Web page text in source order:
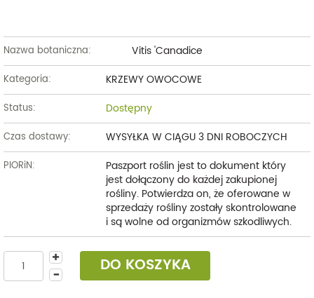
Nazwa botaniczna: Vitis 'Canadice
Kategoria: KRZEWY OWOCOWE
Status: Dostępny
Czas dostawy: WYSYŁKA W CIĄGU 3 DNI ROBOCZYCH
PIORiN:
Paszport roślin jest to dokument który
jest dołączony do każdej zakupionej
rośliny. Potwierdza on, że oferowane w
sprzedaży rośliny zostały skontrolowane
i są wolne od organizmów szkodliwych.
DO KOSZYKA